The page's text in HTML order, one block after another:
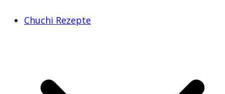
Chuchi Rezepte